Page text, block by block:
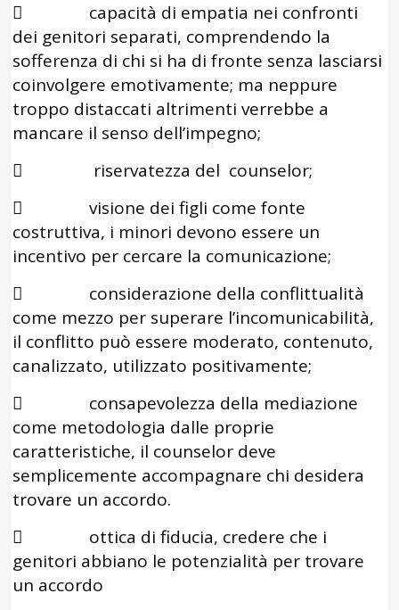
 capacità di empatia nei confronti
dei genitori separati, comprendendo la
sofferenza di chi si ha di fronte senza lasciarsi
coinvolgere emotivamente; ma neppure
troppo distaccati altrimenti verrebbe a
mancare il senso dell’impegno;
 riservatezza del counselor;
 visione dei figli come fonte
costruttiva, i minori devono essere un
incentivo per cercare la comunicazione;
 considerazione della conflittualità
come mezzo per superare l’incomunicabilità,
il conflitto può essere moderato, contenuto,
canalizzato, utilizzato positivamente;
 consapevolezza della mediazione
come metodologia dalle proprie
caratteristiche, il counselor deve
semplicemente accompagnare chi desidera
trovare un accordo.
 ottica di fiducia, credere che i
genitori abbiano le potenzialità per trovare
un accordo